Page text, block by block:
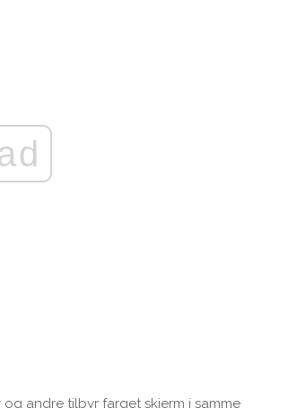
og andre tilbyr farget skjerm i samme